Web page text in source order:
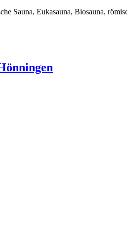
Sauna, Eukasauna, Biosauna,